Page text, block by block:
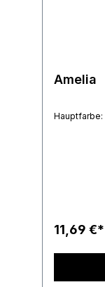
Amelia
Hauptfarbe:
11,69 €*